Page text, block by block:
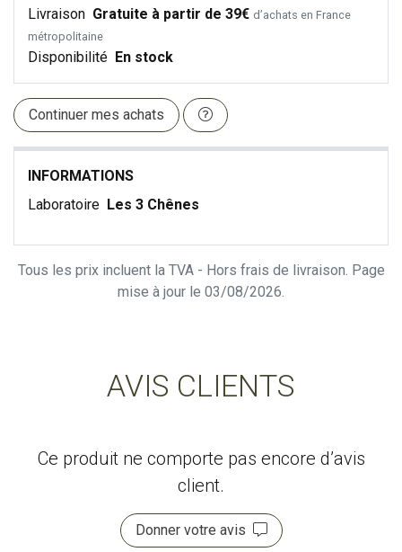
Livraison Gratuite à partir de 39€ d’achats en France
métropolitaine
Disponibilité En stock
Continuer mes achats
INFORMATIONS
Laboratoire Les 3 Chênes
Tous les prix incluent la TVA - Hors frais de livraison. Page
mise à jour le 03/08/2026.
AVIS CLIENTS
Ce produit ne comporte pas encore d’avis
client.
Donner votre avis